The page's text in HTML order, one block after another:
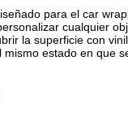
para el car
cualquier
la superficie con
mismo estado en que